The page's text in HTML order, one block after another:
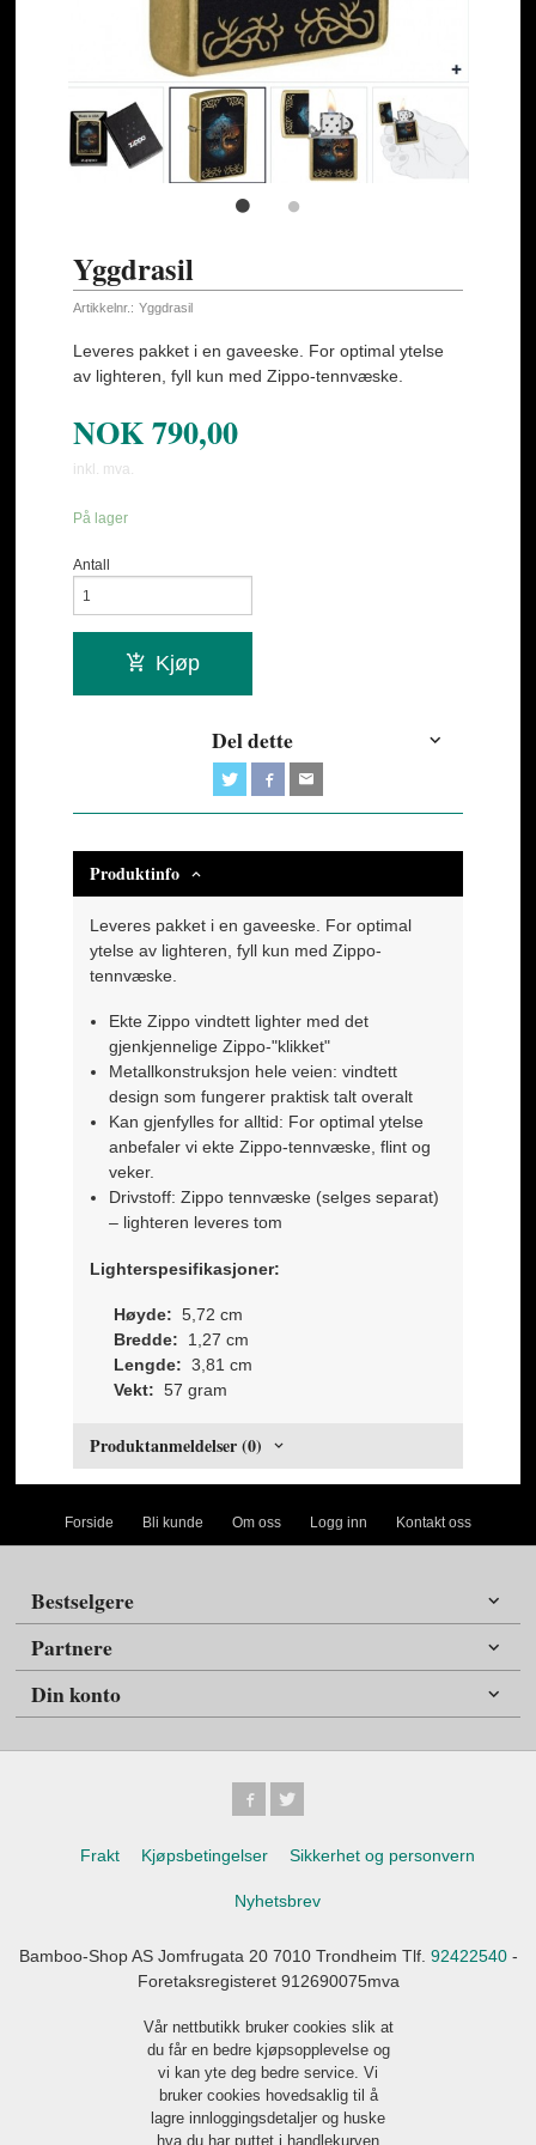
Yggdrasil
Artikkelnr.: Yggdrasil
Leveres pakket i en gaveeske. For optimal ytelse
av lighteren, fyll kun med Zippo-tennvæske.
NOK790,00
inkl. mva.
På lager
Antall
Kjøp
Del dette
Produktinfo
Leveres pakket i en gaveeske. For optimal
ytelse av lighteren, fyll kun med Zippo-
tennvæske.
Ekte Zippo vindtett lighter med det
gjenkjennelige Zippo-"klikket"
Metallkonstruksjon hele veien: vindtett
design som fungerer praktisk talt overalt
Kan gjenfylles for alltid: For optimal ytelse
anbefaler vi ekte Zippo-tennvæske, flint og
veker.
Drivstoff: Zippo tennvæske (selges separat)
– lighteren leveres tom
Lighterspesifikasjoner:
Høyde: 5,72 cm
Bredde:
1,27 cm
Lengde: 3,81 cm
Vekt: 57 gram
Produktanmeldelser (0)
Forside Bli kunde Om oss Logg inn Kontakt oss
Bestselgere
Partnere
Din konto
Frakt Kjøpsbetingelser Sikkerhet og personvern
Nyhetsbrev
Bamboo-Shop AS Jomfrugata 20 7010 Trondheim Tlf. 92422540-
Foretaksregisteret 912690075mva
Vår nettbutikk bruker cookies slik at
du får en bedre kjøpsopplevelse og
vi kan yte deg bedre service. Vi
bruker cookies hovedsaklig til å
lagre innloggingsdetaljer og huske
hva du har puttet i handlekurven